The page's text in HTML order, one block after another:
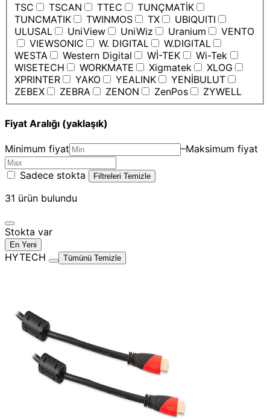
TSC
TSCAN TTEC
TUNÇMATİK
TUNCMATIK
TWINMOS TX
UBIQUITI
ULUSAL
UniView UniWiz Uranium
VENTO
VIEWSONIC
W. DIGITAL
W.DIGITAL
WESTA
Western Digital Wİ-TEK
Wi-Tek
WISETECH
WORKMATE Xigmatek
XLOG
XPRINTER
YAKO YEALINK
YENİBULUT
ZEBEX
ZEBRA ZENON ZenPos ZYWELL
Fiyat Aralığı (yaklaşık)
Minimum fiyat –Maksimum fiyat
Sadece stokta Filtreleri Temizle
31 ürün bulundu
Stokta var
En Yeni
HYTECH Tümünü Temizle